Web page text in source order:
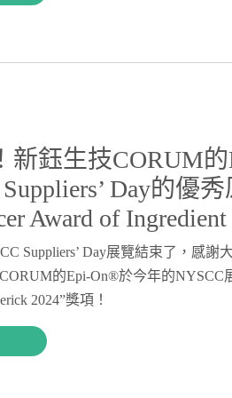
新鈺生技CORUM
Day的優
Award of
Suppliers’ Day展覽結束了，感
的Epi-On®於今年的NYSCC
2024”獎項！